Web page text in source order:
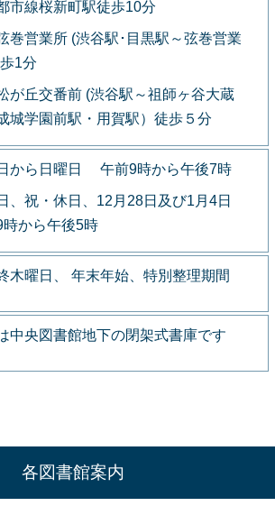
市線桜新町駅徒歩10分
巻営業所 (渋谷駅･目黒駅～弦巻営業
1分
が丘交番前 (渋谷駅～祖師ヶ谷大蔵
城学園前駅・用賀駅）徒歩５分
から日曜日 午前9時から午後7時
、祝・休日、12月28日及び1月4日
時から午後5時
木曜日、 年末年始、特別整理期間
中央図書館地下の閉架式書庫です
各図書館案内